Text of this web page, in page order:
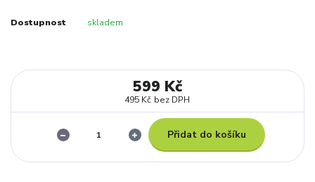
Dostupnost skladem
599 Kč
495 Kč bez DPH
Přidat do košíku